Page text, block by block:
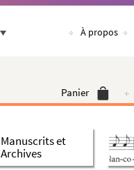
À propos
Panier
Manuscrits et
Archives